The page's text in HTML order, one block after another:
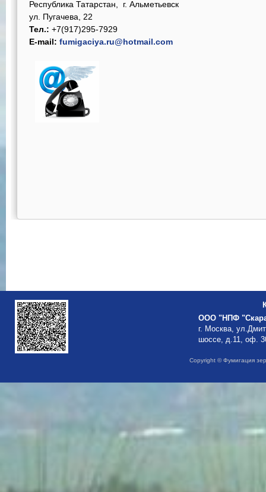
Республика Татарстан, г. Альметьевск
ул. Пугачева, 22
Тел.: +7(917)295-7929
E-mail: fumigaciya.ru@hotmail.com
ООО "НПФ
г. Москва,
шоссе, д.11, оф.
Copyright © Фумигация